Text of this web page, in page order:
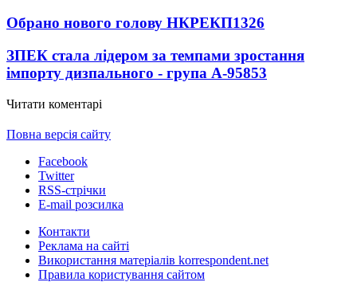
Обрано нового голову НКРЕКП1326
ЗПЕК стала лідером за темпами зростання
імпорту дизпального - група А-95853
Читати коментарі
Повна версія сайту
Facebook
Twitter
RSS-стрічки
E-mail розсилка
Контакти
Реклама на сайті
Використання матеріалів korrespondent.net
Правила користування сайтом